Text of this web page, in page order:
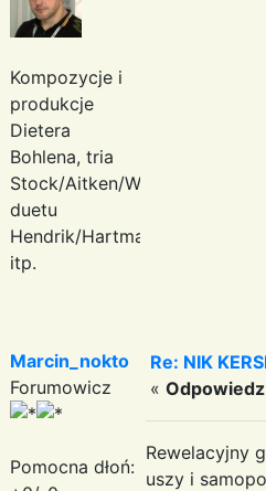
Kompozycje i
produkcje
Dietera
Bohlena, tria
Stock/Aitken/Waterman,
duetu
Hendrik/Hartmann
itp.
Marcin_nokto
Forumowicz
Pomocna dłoń:
Re: NIK
« Odpowiedz
Rewelacyjny
uszy i